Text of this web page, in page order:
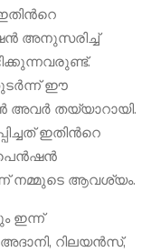
അനുസരിച്ച്
തുടർന്ന് ഈ
അവർ തയ്യാറായി.
ഇതിന്‍റെ
പെൻഷൻ
നമ്മുടെ ആവശ്യം.
ഇന്ന്
റിലയൻസ്,